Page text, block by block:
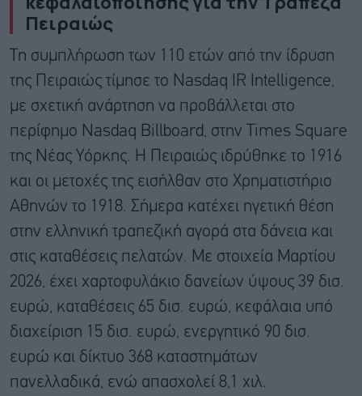
Πειραιώς
Τη συμπλήρωση των 110 ετών από την ίδρυση
της Πειραιώς τίμησε το Nasdaq IR Intelligence,
με σχετική ανάρτηση να προβάλλεται στο
περίφημο Nasdaq Billboard, στην Times Square
της Νέας Υόρκης. Η Πειραιώς ιδρύθηκε το 1916
και οι μετοχές της εισήλθαν στο Χρηματιστήριο
Αθηνών το 1918. Σήμερα κατέχει ηγετική θέση
στην ελληνική τραπεζική αγορά στα δάνεια και
στις καταθέσεις πελατών. Με στοιχεία Μαρτίου
2026, έχει χαρτοφυλάκιο δανείων ύψους 39 δισ.
ευρώ, καταθέσεις 65 δισ. ευρώ, κεφάλαια υπό
διαχείριση 15 δισ. ευρώ, ενεργητικό 90 δισ.
ευρώ και δίκτυο 368 καταστημάτων
πανελλαδικά, ενώ απασχολεί 8,1 χιλ.